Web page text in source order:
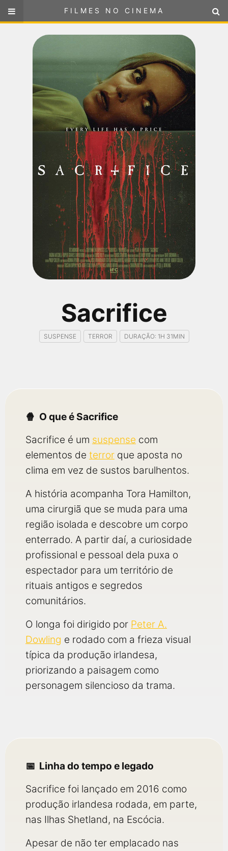
FILMES NO CINEMA
selecione sua localização
Sacrifice
SUSPENSE TERROR DURAÇÃO: 1H 31MIN
O que é Sacrifice
Sacrifice é um suspense com
elementos de terror que aposta no
clima em vez de sustos barulhentos.
A história acompanha Tora Hamilton,
uma cirurgiã que se muda para uma
região isolada e descobre um corpo
enterrado. A partir daí, a curiosidade
profissional e pessoal dela puxa o
espectador para um território de
rituais antigos e segredos
comunitários.
O longa foi dirigido por Peter A.
Dowling e rodado com a frieza visual
típica da produção irlandesa,
priorizando a paisagem como
personagem silencioso da trama.
Linha do tempo e legado
Sacrifice foi lançado em 2016 como
produção irlandesa rodada, em parte,
nas Ilhas Shetland, na Escócia.
Apesar de não ter emplacado nas
FILMES NO CINEMA
SELECIONE SUA LOCALIZAÇÃO
PRÓXIMOS LANÇAMENTOS
GÊNEROS
PÁGINA INICIAL
FilmesNoCinema.com.br
é o maior localizador de filmes e
sessões de cinema no Brasil. Através dele, você pode
encontrar os filmes no cinema mais próximos a você ou a
qualquer cidade em território brasileiro. Você pode também
acessar informações sobre cinemas, horários, assistir aos